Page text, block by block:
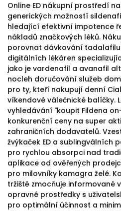
Online ED nákupní prostředí
generických možností
hledající efektivní impotence
nákladů značkových léků.
porovnat dávkování
digitálních lékáren
jako je vardenafil a avanafil
nocleh doručování služeb
pro ty, kteří nakupují denní
víkendové válečnické balíčky.
vyhledávání "koupit Fildena
konkurenční ceny na super
zahraničních dodavatelů.
žvýkaček ED a sublingválních
pro rychlou absorpci nad
aplikace od ověřených
pro milovníky kamagra želé.
tržiště zmocňuje informované
opravné prostředky s
pro optimální účinnost a